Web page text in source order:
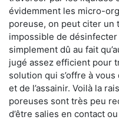
évidemment les micro-
poreuse, on peut citer un
impossible de
simplement dû au fait
jugé assez efficient pour
solution qui s’offre à
et de l’assainir. Voilà la
poreuses sont très peu
d’être salies en contact